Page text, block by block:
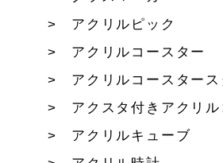
アクリルピック
アクリルコースター
アクリルコースタース
アクスタ付きアクリ
アクリルキューブ